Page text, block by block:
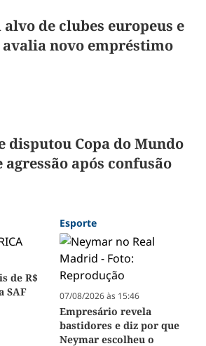
de clubes europeus e
novo empréstimo
disputou Copa do Mundo
agressão após confusão
de R$
SAF
Esporte
07/08/2026 às 15:46
Empresário revela
bastidores e diz por que
Neymar escolheu o